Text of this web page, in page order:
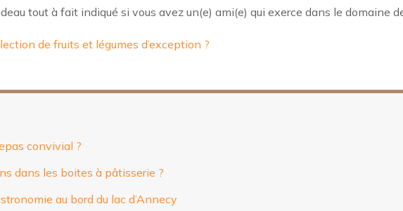
tout à fait indiqué si vous avez un(e) ami(e) qui exerce dans le domaine
de fruits et légumes d’exception ?
convivial ?
dans les boites à pâtisserie ?
au bord du lac d’Annecy